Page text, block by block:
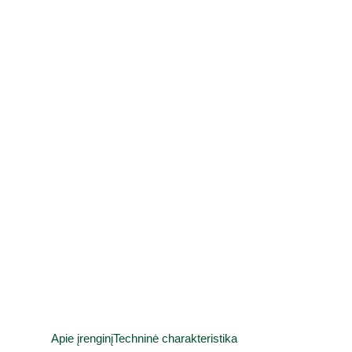
Apie įrenginįTechninė charakteristika